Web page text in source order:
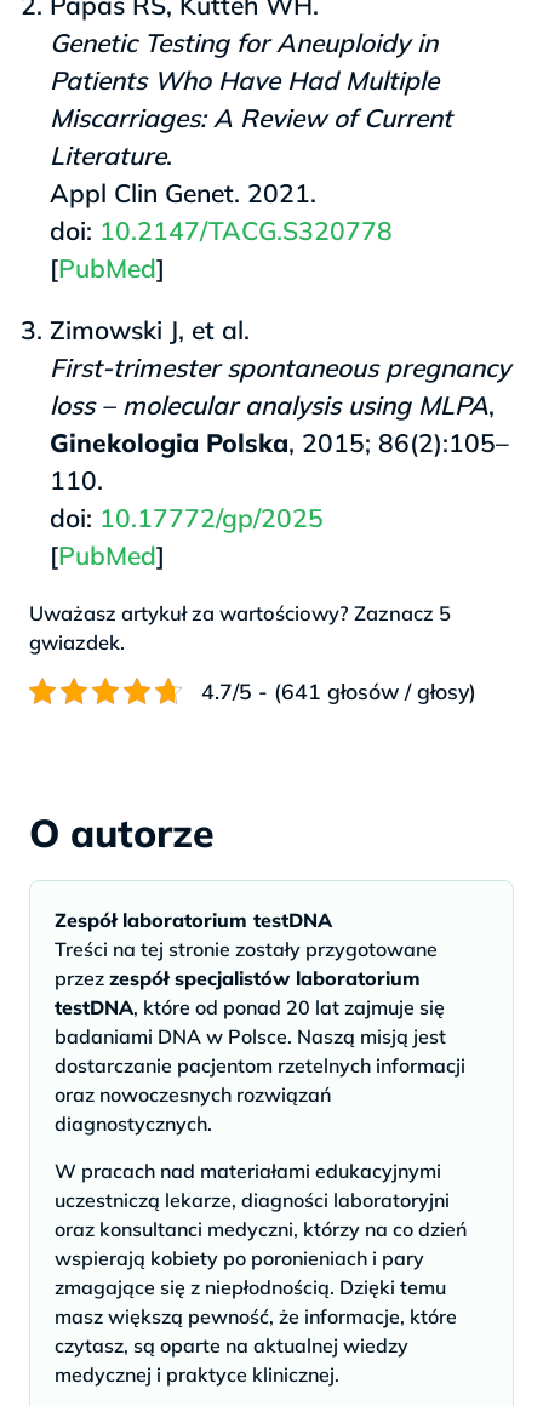
Genetic Testing for Aneuploidy in
Patients Who Have Had Multiple
Miscarriages: A Review of Current
Literature.
Appl Clin Genet. 2021.
doi: 10.2147/TACG.S320778
[PubMed]
Zimowski J, et al.
First-trimester spontaneous pregnancy
loss – molecular analysis using MLPA,
Ginekologia Polska, 2015; 86(2):105–
110.
doi: 10.17772/gp/2025
[PubMed]
Uważasz artykuł za wartościowy? Zaznacz 5
gwiazdek.
4.7/5 - (641 głosów / głosy)
O autorze
Zespół laboratorium testDNA
Treści na tej stronie zostały przygotowane
przez zespół specjalistów laboratorium
testDNA, które od ponad 20 lat zajmuje się
badaniami DNA w Polsce. Naszą misją jest
dostarczanie pacjentom rzetelnych informacji
oraz nowoczesnych rozwiązań
diagnostycznych.
W pracach nad materiałami edukacyjnymi
uczestniczą lekarze, diagności laboratoryjni
oraz konsultanci medyczni, którzy na co dzień
wspierają kobiety po poronieniach i pary
zmagające się z niepłodnością. Dzięki temu
masz większą pewność, że informacje, które
czytasz, są oparte na aktualnej wiedzy
medycznej i praktyce klinicznej.